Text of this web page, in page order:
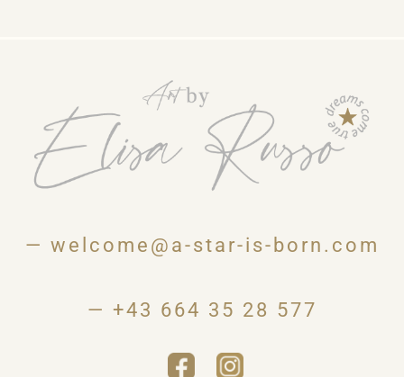
— welcome@a-star-is-born.com
— +43 664 35 28 577